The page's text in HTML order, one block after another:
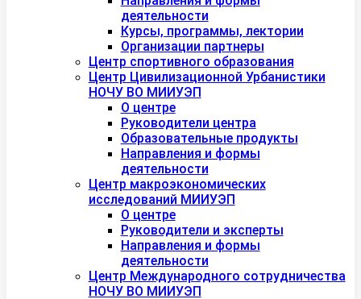
деятельности
Курсы, программы, лектории
Организации партнеры
Центр спортивного образования
Центр Цивилизационной Урбанистики
НОЧУ ВО МИИУЭП
О центре
Руководители центра
Образовательные продукты
Направления и формы
деятельности
Центр макроэкономических
исследований МИИУЭП
О центре
Руководители и эксперты
Направления и формы
деятельности
Центр Международного сотрудничества
НОЧУ ВО МИИУЭП